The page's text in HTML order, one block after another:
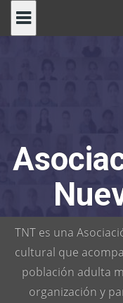
TNT es una
cultural que
población adulta
organización y